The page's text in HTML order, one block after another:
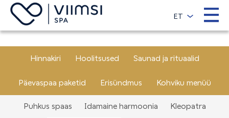
ET
Hinnakiri Hoolitsused Saunad ja rituaalid
Päevaspaa paketid Erisündmus Kohviku menüü
Puhkus spaas Idamaine harmoonia Kleopatra